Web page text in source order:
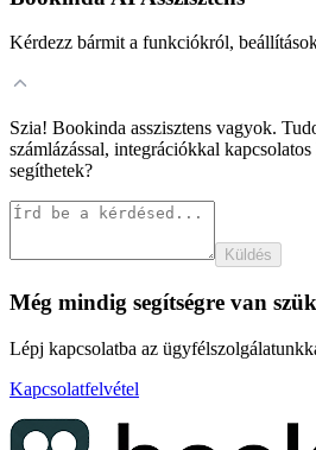
Kérdezz bármit a funkciókról,
Szia! Bookinda asszisztens vagyok.
számlázással, integrációkkal
segíthetek?
Küldés
Még mindig segítségre van
Lépj kapcsolatba az
Kapcsolatfelvétel